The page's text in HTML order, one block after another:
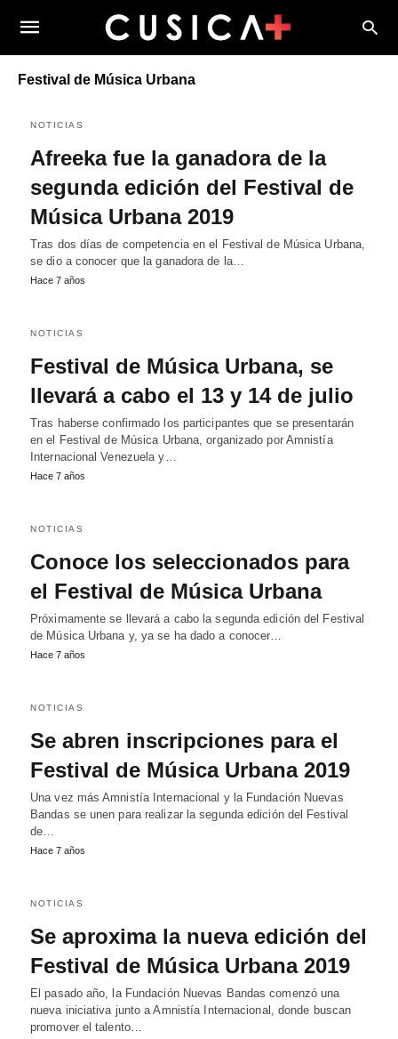
Festival de Música Urbana
NOTICIAS
Afreeka fue la ganadora de la
segunda edición del Festival de
Música Urbana 2019
Tras dos días de competencia en el Festival de Música Urbana,
se dio a conocer que la ganadora de la…
Hace 7 años
NOTICIAS
Festival de Música Urbana, se
llevará a cabo el 13 y 14 de julio
Tras haberse confirmado los participantes que se presentarán
en el Festival de Música Urbana, organizado por Amnistía
Internacional Venezuela y…
Hace 7 años
NOTICIAS
Conoce los seleccionados para
el Festival de Música Urbana
Próximamente se llevará a cabo la segunda edición del Festival
de Música Urbana y, ya se ha dado a conocer…
Hace 7 años
NOTICIAS
Se abren inscripciones para el
Festival de Música Urbana 2019
Una vez más Amnistía Internacional y la Fundación Nuevas
Bandas se unen para realizar la segunda edición del Festival
de…
Hace 7 años
NOTICIAS
Se aproxima la nueva edición del
Festival de Música Urbana 2019
El pasado año, la Fundación Nuevas Bandas comenzó una
nueva iniciativa junto a Amnistía Internacional, donde buscan
promover el talento…